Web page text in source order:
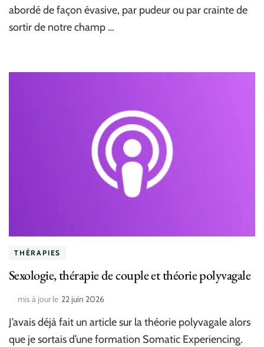
abordé de façon évasive, par pudeur ou par crainte de
sortir de notre champ …
THÉRAPIES
Sexologie, thérapie de couple et théorie polyvagale
mis à jour le 22 juin 2026
J’avais déjà fait un article sur la théorie polyvagale alors
que je sortais d’une formation Somatic Experiencing.